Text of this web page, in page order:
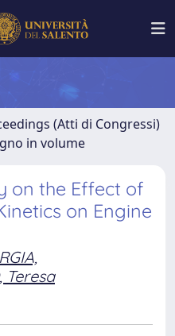
(Atti di Congressi)
in volume
on the Effect of
on Engine
Teresa